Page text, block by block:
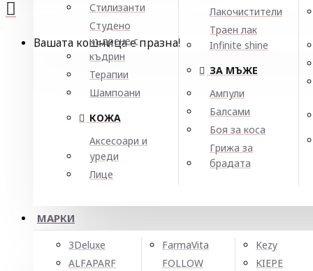
Стилизанти
Студено
къдрене с
къдрин
Терапии
Шампоани
КОЖА
Аксесоари и
уреди
Лице
Лакочистители
Траен лак
Infinite shine
ЗА МЪЖЕ
Ампули
Балсами
Боя за коса
Грижа за
брадата
МАРКИ
3Deluxe
ALFAPARF
FarmaVita
FOLLOW
Kezy
KIEPE
Вашата кошница е празна!